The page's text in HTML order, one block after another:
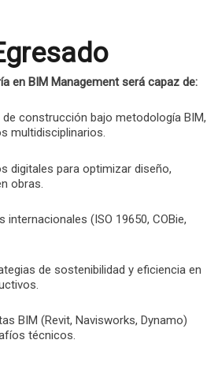
en BIM Management será capaz de:
construcción bajo metodología BIM,
multidisciplinarios.
digitales para optimizar diseño,
obras.
internacionales (ISO 19650, COBie,
de sostenibilidad y eficiencia en
BIM (Revit, Navisworks, Dynamo)
técnicos.